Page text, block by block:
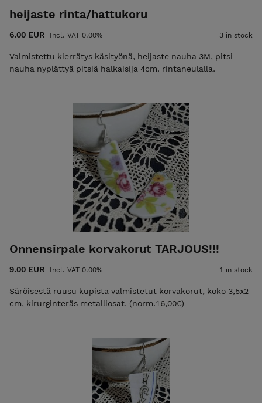
2405495-1 Huomioitavaa!!! 1.6.2026 alkaen
tuotteiden hinnat eivät sisällä enään ALV 25,5%, sillä
EkoRisain verstas ei ole enään arvonlisävero
heijaste rinta/hattukoru
6.00 EUR Incl. VAT 0.00% 3 in stock
Valmistettu kierrätys käsityönä, heijaste nauha 3M, pitsi
nauha nyplättyä pitsiä halkaisija 4cm. rintaneulalla.
Onnensirpale korvakorut TARJOUS!!!
9.00 EUR Incl. VAT 0.00% 1 in stock
Säröisestä ruusu kupista valmistetut korvakorut, koko 3,5x2
cm, kirurginteräs metalliosat. (norm.16,00€)